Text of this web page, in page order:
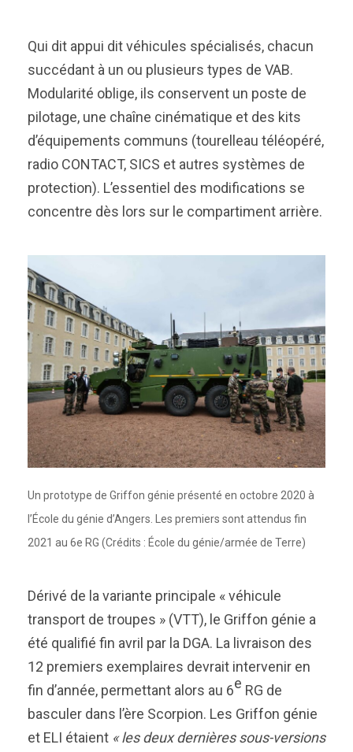
Qui dit appui dit véhicules spécialisés, chacun
succédant à un ou plusieurs types de VAB.
Modularité oblige, ils conservent un poste de
pilotage, une chaîne cinématique et des kits
d’équipements communs (tourelleau téléopéré,
radio CONTACT, SICS et autres systèmes de
protection). L’essentiel des modifications se
concentre dès lors sur le compartiment arrière.
Un prototype de Griffon génie présenté en octobre 2020 à
l’École du génie d’Angers. Les premiers sont attendus fin
2021 au 6e RG (Crédits : École du génie/armée de Terre)
Dérivé de la variante principale « véhicule
transport de troupes » (VTT), le Griffon génie a
été qualifié fin avril par la DGA. La livraison des
12 premiers exemplaires devrait intervenir en
fin d’année, permettant alors au 6e RG de
basculer dans l’ère Scorpion. Les Griffon génie
et ELI étaient « les deux dernières sous-versions